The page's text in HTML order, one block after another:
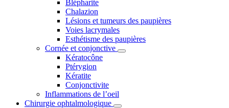
Blépharite
Chalazion
Lésions et tumeurs des paupières
Voies lacrymales
Esthétisme des paupières
Cornée et conjonctive
Kératocône
Ptérygion
Kératite
Conjonctivite
Inflammations de l’oeil
Chirurgie ophtalmologique